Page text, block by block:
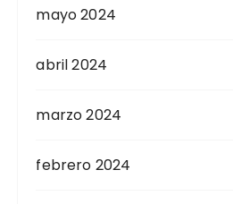
mayo 2024
abril 2024
marzo 2024
febrero 2024